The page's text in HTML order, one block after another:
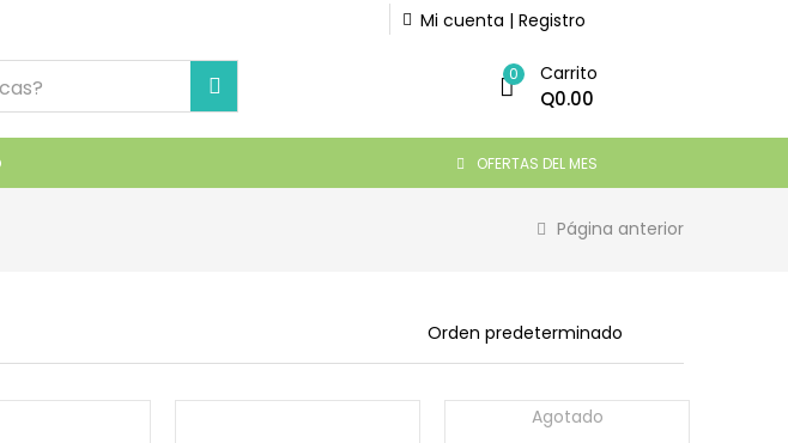
Mi cuenta | Registro
0 Carrito
Q0.00
OFERTAS DEL MES
Página anterior
Agotado